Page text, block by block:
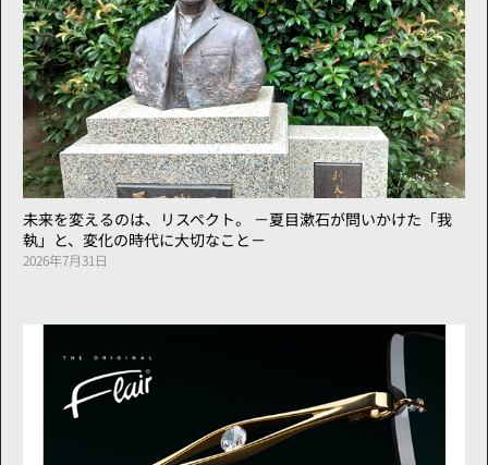
未来を変えるのは、リスペクト。 －夏目漱石が問いかけた「我
執」と、変化の時代に大切なこと－
2026年7月31日